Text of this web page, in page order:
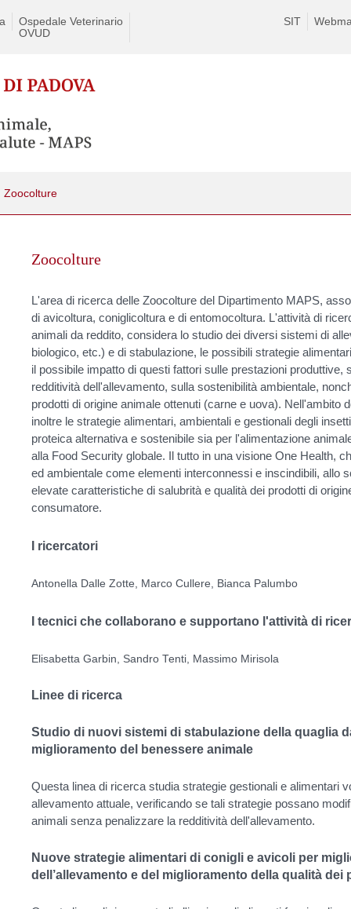
Ospedale Veterinario
OVUD
SIT
Zoocolture
Zoocolture
L'area di ricerca delle Zoocolture del Dipartimento MAPS,
di avicoltura, coniglicoltura e di entomocoltura. L'attività di
animali da reddito, considera lo studio dei diversi sistemi di
biologico, etc.) e di stabulazione, le possibili strategie
il possibile impatto di questi fattori sulle prestazioni produttive,
redditività dell'allevamento, sulla sostenibilità ambientale,
prodotti di origine animale ottenuti (carne e uova). Nell'ambito
inoltre le strategie alimentari, ambientali e gestionali degli
proteica alternativa e sostenibile sia per l'alimentazione
alla Food Security globale. Il tutto in una visione One Health,
ed ambientale come elementi interconnessi e inscindibili, allo
elevate caratteristiche di salubrità e qualità dei prodotti di
consumatore.
I ricercatori
Antonella Dalle Zotte, Marco Cullere, Bianca Palumbo
I tecnici che collaborano e supportano l'attività di
Elisabetta Garbin, Sandro Tenti, Massimo Mirisola
Linee di ricerca
Studio di nuovi sistemi di stabulazione della quaglia
miglioramento del benessere animale
Questa linea di ricerca studia strategie gestionali e alimentari
allevamento attuale, verificando se tali strategie possano
animali senza penalizzare la redditività dell'allevamento.
Nuove strategie alimentari di conigli e avicoli per
dell’allevamento e del miglioramento della qualità